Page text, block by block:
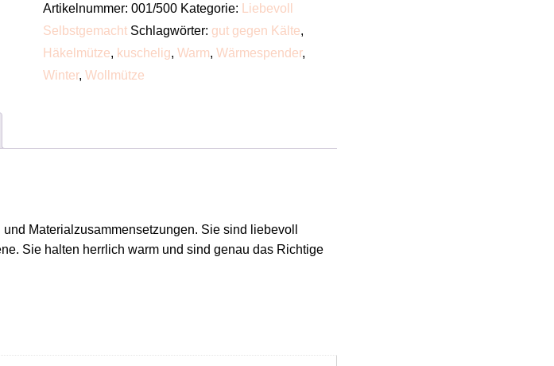
Artikelnummer: 001/500 Kategorie:
Liebevoll
Selbstgemacht Schlagwörter: gut gegen Kälte,
Häkelmütze, kuschelig, Warm, Wärmespender,
Winter, Wollmütze
Materialzusammensetzungen. Sie sind liebevoll
Sie halten herrlich warm und sind genau das Richtige